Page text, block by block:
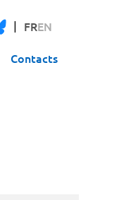
FREN
Contacts